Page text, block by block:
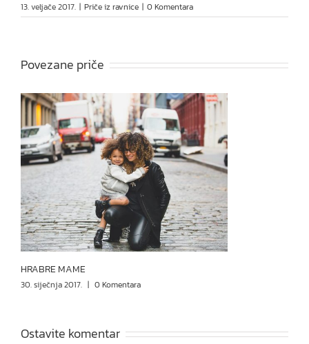
13. veljače 2017. | Priče iz ravnice | 0 Komentara
Povezane priče
HRABRE MAME
30. siječnja 2017. | 0 Komentara
Ostavite komentar